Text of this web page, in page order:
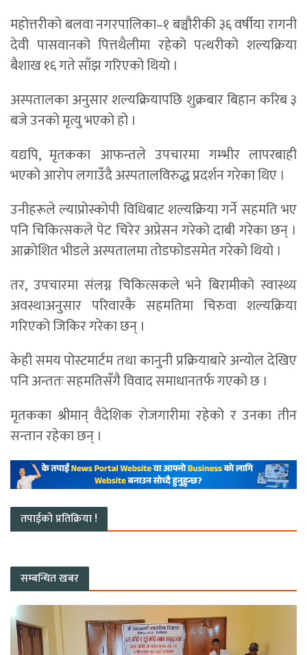
महोत्तरीको बलवा नगरपालिका–१ बञ्चौरीकी ३६ वर्षीया रागनी
देवी पासवानको पित्तथैलीमा रहेको पत्थरीको शल्यक्रिया
बैशाख १६ गते साँझ गरिएको थियो ।
अस्पतालका अनुसार शल्यक्रियापछि शुक्रबार बिहान करिब ३
बजे उनको मृत्यु भएको हो ।
यद्यपि, मृतकका आफन्तले उपचारमा गम्भीर लापरबाही
भएको आरोप लगाउँदै अस्पतालविरुद्ध प्रदर्शन गरेका थिए ।
उनीहरूले ल्याप्रोस्कोपी विधिबाट शल्यक्रिया गर्ने सहमति भए
पनि चिकित्सकले पेट चिरेर अप्रेसन गरेको दाबी गरेका छन् ।
आक्रोशित भीडले अस्पतालमा तोडफोडसमेत गरेको थियो ।
तर, उपचारमा संलग्न चिकित्सकले भने बिरामीको स्वास्थ्य
अवस्थाअनुसार परिवारकै सहमतिमा चिरुवा शल्यक्रिया
गरिएको जिकिर गरेका छन् ।
केही समय पोस्टमार्टम तथा कानुनी प्रक्रियाबारे अन्योल देखिए
पनि अन्ततः सहमतिसँगै विवाद समाधानतर्फ गएको छ ।
मृतकका श्रीमान् वैदेशिक रोजगारीमा रहेको र उनका तीन
सन्तान रहेका छन् ।
तपाईको प्रतिक्रिया !
सम्बन्धित खबर